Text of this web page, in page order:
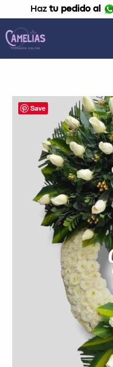
al
contenido
Haz tu pedido al
Corona
Fúnebre
parante
"Rosas
blancas
tiempos"
cantidad
Save